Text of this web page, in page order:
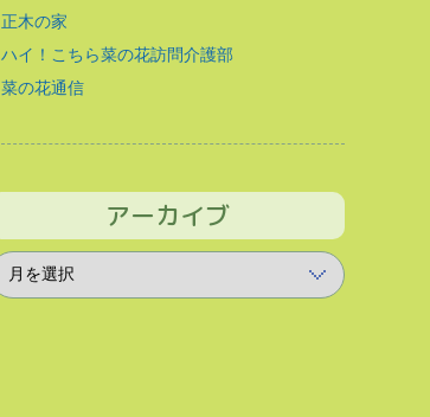
正木の家
ハイ！こちら菜の花訪問介護部
菜の花通信
アーカイブ